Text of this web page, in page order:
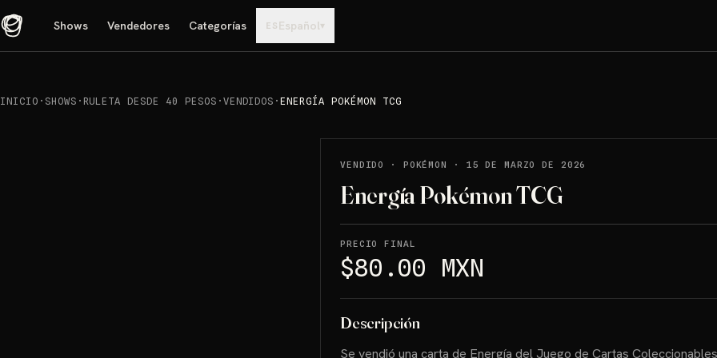
Shows Vendedores Categorías ES Español▾
INICIO · SHOWS · RULETA DESDE 40 PESOS · VENDIDOS ·ENERGÍA POKÉMON TCG
VENDIDO · POKÉMON · 15 DE MARZO DE 2026
Energía Pokémon TCG
PRECIO FINAL
$80.00 MXN
Descripción
Se vendió una carta de Energía del Juego de Cartas Coleccionables